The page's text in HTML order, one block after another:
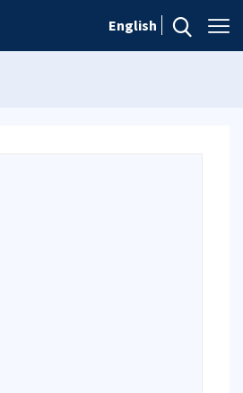
English